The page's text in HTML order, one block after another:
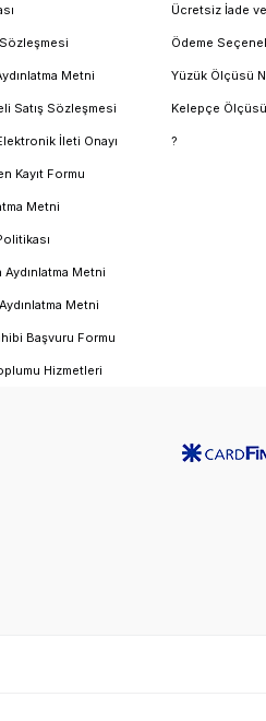
Metni
Satış Sözleşmesi
İleti Onayı
Kayıt Formu
Metni
Aydınlatma Metni
Metni
Başvuru Formu
Hizmetleri
Ücretsiz İade
Ödeme
Yüzük Ölçüsü
Kelepçe Ölçüsü
?